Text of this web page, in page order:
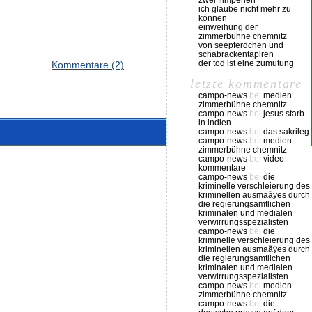
Kommentare (2)
ich glaube nicht mehr zu
können
einweihung der
zimmerbühne chemnitz
von seepferdchen und
schabrackentapiren
der tod ist eine zumutung
letzte kommentare
campo-news bei medien
zimmerbühne chemnitz
campo-news bei jesus starb
in indien
campo-news bei das sakrileg
campo-news bei medien
zimmerbühne chemnitz
campo-news bei video
kommentare
campo-news bei die
kriminelle verschleierung des
kriminellen ausmaãÿes durch
die regierungsamtlichen
kriminalen und medialen
verwirrungsspezialisten
campo-news bei die
kriminelle verschleierung des
kriminellen ausmaãÿes durch
die regierungsamtlichen
kriminalen und medialen
verwirrungsspezialisten
campo-news bei medien
zimmerbühne chemnitz
campo-news bei die